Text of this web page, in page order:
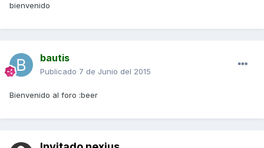
bienvenido
bautis
Publicado 7 de Junio del 2015
Bienvenido al foro :beer